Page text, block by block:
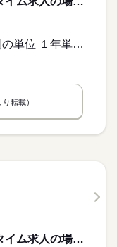
変形労働時間制 変形労働時間制の単位 １年単位 又は 13時00分〜6時00分の時間の間の8時間 就業時間に関する特記事項 １日の拘束時間は１０時間、休憩時間２時間、実労働時間８時間
転載）
250,000円〜280,000円 ※フルタイム求人の場合は月額（換算額）、パート求人の場合は時間額を表示しています。